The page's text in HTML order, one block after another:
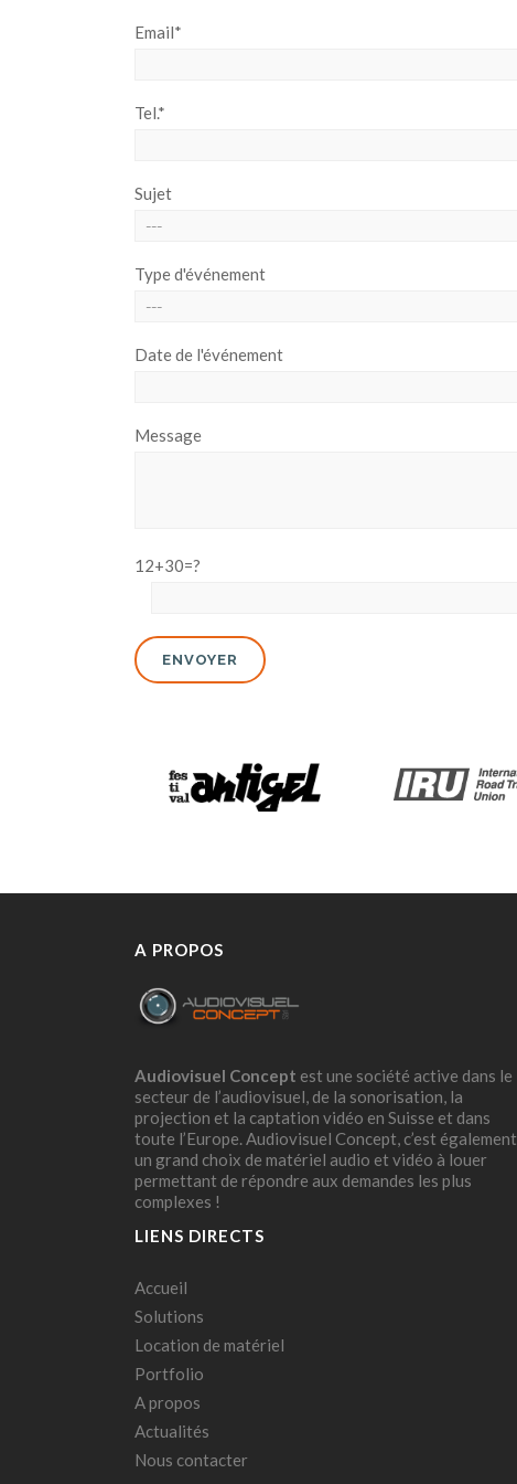
Email*
Tel.*
Sujet
Type d'événement
Date de l'événement
Message
12+30=?
A PROPOS
Audiovisuel Concept est une société active dans le
secteur de l’audiovisuel, de la sonorisation, la
projection et la captation vidéo en Suisse et dans
toute l’Europe. Audiovisuel Concept, c’est également
un grand choix de matériel audio et vidéo à louer
permettant de répondre aux demandes les plus
complexes !
LIENS DIRECTS
Accueil
Solutions
Location de matériel
Portfolio
A propos
Actualités
Nous contacter